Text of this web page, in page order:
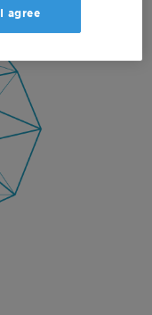
I agree